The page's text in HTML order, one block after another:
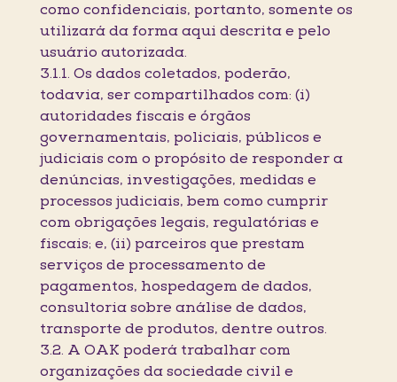
como confidenciais, portanto, somente os
utilizará da forma aqui descrita e pelo
usuário autorizada.
3.1.1. Os dados coletados, poderão,
todavia, ser compartilhados com: (i)
autoridades fiscais e órgãos
governamentais, policiais, públicos e
judiciais com o propósito de responder a
denúncias, investigações, medidas e
processos judiciais, bem como cumprir
com obrigações legais, regulatórias e
fiscais; e, (ii) parceiros que prestam
serviços de processamento de
pagamentos, hospedagem de dados,
consultoria sobre análise de dados,
transporte de produtos, dentre outros.
3.2. A OAK poderá trabalhar com
organizações da sociedade civil e